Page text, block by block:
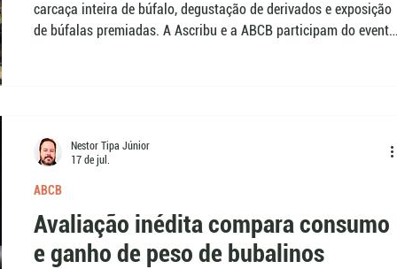
carcaça inteira de búfalo, degustação de derivados e exposição
de búfalas premiadas. A Ascribu e a ABCB participam do evento
Avaliação inédita compara consumo
e ganho de peso de bubalinos
ABCB
Nestor Tipa Júnior
17 de jul.